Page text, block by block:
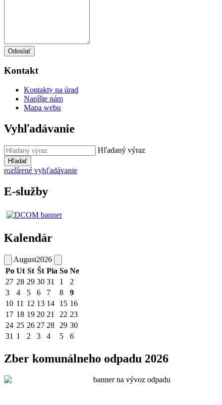
Odoslať
Kontakt
Kontakty na úrad
Napíšte nám
Mapa webu
Vyhľadávanie
Hľadaný výraz
Hľadať
rozšírené vyhľadávanie
E-služby
Kalendár
August2026
Po Ut St Št Pia So Ne
27 28 29 30 31 1
2
3
4 5 6 7 8
9
10 11 12 13 14 15 16
17 18 19 20 21 22 23
24 25 26 27 28 29 30
31 1 2 3 4 5 6
Zber komunálneho odpadu 2026